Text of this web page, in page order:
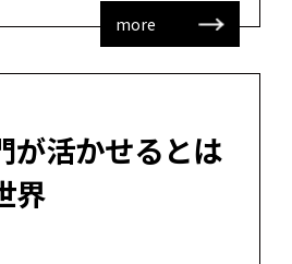
more
が活かせるとは
界